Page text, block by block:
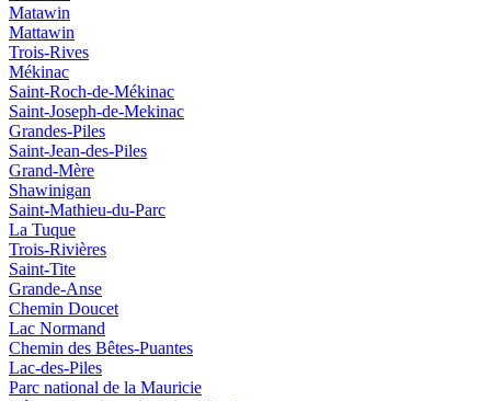
Matawin
Mattawin
Trois-Rives
Mékinac
Saint-Roch-de-Mékinac
Saint-Joseph-de-Mekinac
Grandes-Piles
Saint-Jean-des-Piles
Grand-Mère
Shawinigan
Saint-Mathieu-du-Parc
La Tuque
Trois-Rivières
Saint-Tite
Grande-Anse
Chemin Doucet
Lac Normand
Chemin des Bêtes-Puantes
Lac-des-Piles
Parc national de la Mauricie